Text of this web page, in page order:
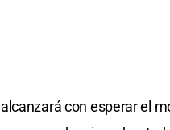
con esperar el